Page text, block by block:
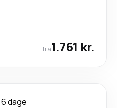
fra1.761 kr.
6 dage